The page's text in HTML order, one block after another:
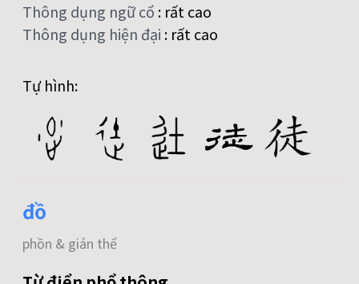
Thông dụng ngữ cổ : rất cao
Thông dụng hiện đại : rất cao
Tự hình:
đồ
phồn & giản thể